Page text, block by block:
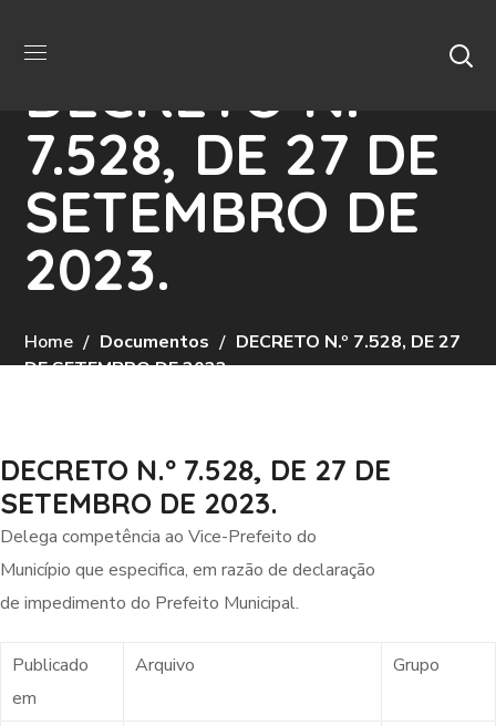
DECRETO N.º
7.528, DE 27 DE
SETEMBRO DE
2023.
Home Documentos
DECRETO N.º 7.528, DE 27
DE SETEMBRO DE 2023.
DECRETO N.º 7.528, DE 27 DE
SETEMBRO DE 2023.
Delega competência ao Vice-Prefeito do
Município que especifica, em razão de declaração
de impedimento do Prefeito Municipal.
Publicado
em
Arquivo Grupo